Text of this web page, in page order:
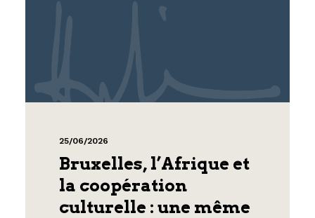
25/06/2026
Bruxelles, l’Afrique et
la coopération
culturelle : une même